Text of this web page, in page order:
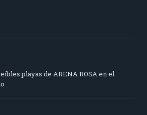
playas de ARENA ROSA en el